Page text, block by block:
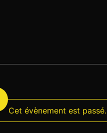
Cet évènement est passé.